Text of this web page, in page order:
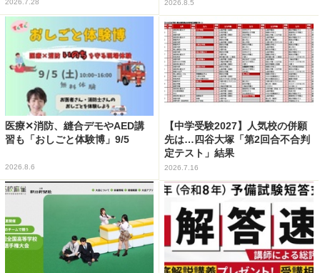
2026.7.28 2026.8.5
医療✕消防、縫合デモやAED講
習も「おしごと体験博」9/5
2026.8.6
【中学受験2027】人気校の併願
先は…四谷大塚「第2回合不合判
定テスト」結果
2026.7.16